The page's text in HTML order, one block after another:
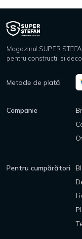
Magazinul SUPER
pentru constructii si
Metode de plată
Companie
Pentru cumpărători